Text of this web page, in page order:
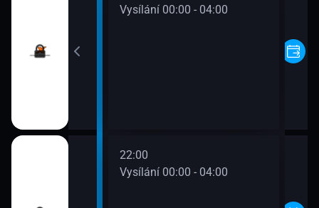
Vysílání 00:00 - 04:00
22:00
Vysílání 00:00 - 04:00